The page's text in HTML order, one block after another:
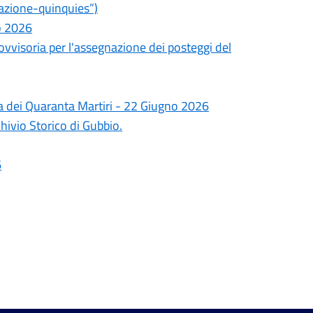
quinquies”)
2026
per l'assegnazione dei posteggi del
Quaranta Martiri - 22 Giugno 2026
Storico di Gubbio.